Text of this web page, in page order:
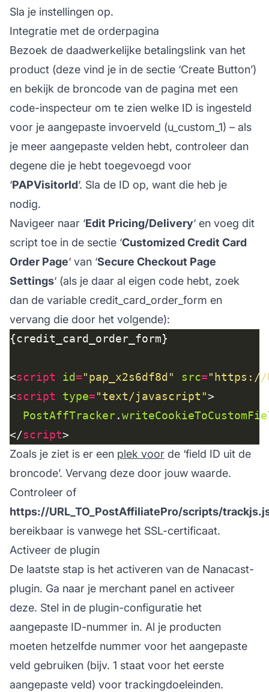
Sla je instellingen op.
Integratie met de orderpagina
Bezoek de daadwerkelijke betalingslink van het
product (deze vind je in de sectie ‘Create Button’)
en bekijk de broncode van de pagina met een
code-inspecteur om te zien welke ID is ingesteld
voor je aangepaste invoerveld (u_custom_1) – als
je meer aangepaste velden hebt, controleer dan
degene die je hebt toegevoegd voor
‘PAPVisitorId‘. Sla de ID op, want die heb je
nodig.
Navigeer naar ‘Edit Pricing/Delivery‘ en voeg dit
script toe in de sectie ‘Customized Credit Card
Order Page‘ van ‘Secure Checkout Page
Settings‘ (als je daar al eigen code hebt, zoek
dan de variable credit_card_order_form en
vervang die door het volgende):
<script id="pap_x2s6df8d" src="https://
<script type="text/javascript"
PostAffTracker.
</script
Zoals je ziet is er een plek voor de ‘field ID uit de
broncode’. Vervang deze door jouw waarde.
Controleer of
https://URL_TO_PostAffiliatePro/scripts/
bereikbaar is vanwege het SSL-certificaat.
Activeer de plugin
De laatste stap is het activeren van de Nanacast-
plugin. Ga naar je merchant panel en activeer
deze. Stel in de plugin-configuratie het
aangepaste ID-nummer in. Al je producten
moeten hetzelfde nummer voor het aangepaste
veld gebruiken (bijv. 1 staat voor het eerste
aangepaste veld) voor trackingdoeleinden.